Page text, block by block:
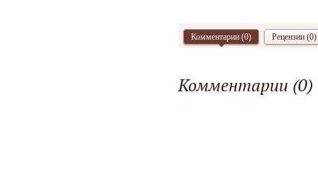
Комментарии (0) Рецензии (0)
Комментарии (0)